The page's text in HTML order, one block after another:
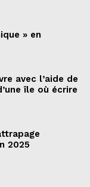
» en
avec l’aide de
île où écrire
2025